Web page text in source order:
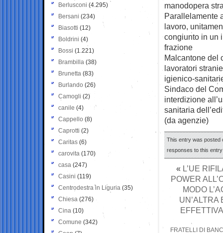
manodopera
Parallelamente
lavoro,
congiunto in un
frazione
Malcantone del
lavoratori
igienico-
Sindaco del
interdizione
sanitaria
(da agenzie)
This entry was posted
responses to this
« L’UE
POWER
MODO
FRATELLI DI
Berlusconi (4.295)
Bersani (234)
Biasotti (12)
Boldrini (4)
Bossi (1.221)
Brambilla (38)
Brunetta (83)
Burlando (26)
Camogli (2)
canile (4)
Cappello (8)
Caprotti (2)
Caritas (6)
carovita (170)
casa (247)
Casini (119)
Centrodestra in Liguria (35)
Chiesa (276)
Cina (10)
Comune (342)